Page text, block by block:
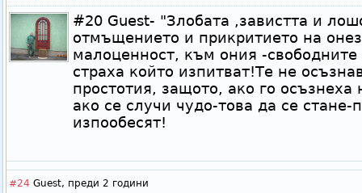
#20 Guest- "Злобата ,завистта и
отмъщението и прикритието на
малоценност, към ония -
страха който изпитват!Те не
простотия, защото, ако го
ако се случи чудо-това да се
изпообесят!
#24 Guest, преди 2 години